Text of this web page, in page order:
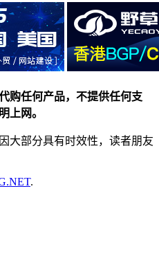
购任何产品，不提供任何支
上网。
大部分具有时效性，读者朋友
.